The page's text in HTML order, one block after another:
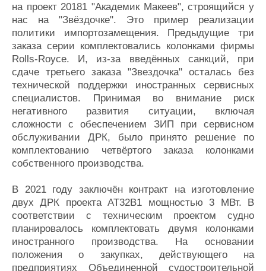
на проект 20181 "Академик Макеев", строящийся у
нас на "Звёздочке". Это пример реализации
политики импортозамещения. Предыдущие три
заказа серии комплектовались колонками фирмы
Rolls-Royce. И, из-за введённых санкций, при
сдаче третьего заказа "Звездочка" осталась без
технической поддержки иностранных сервисных
специалистов. Принимая во внимание риск
негативного развития ситуации, включая
сложности с обеспечением ЗИП при сервисном
обслуживании ДРК, было принято решение по
комплектованию четвёртого заказа колонками
собственного производства.
В 2021 году заключён контракт на изготовление
двух ДРК проекта АТ32В1 мощностью 3 МВт. В
соответствии с техническим проектом судно
планировалось комплектовать двумя колонками
иностранного производства. На основании
положения о закупках, действующего на
предприятиях Объединенной судостроительной